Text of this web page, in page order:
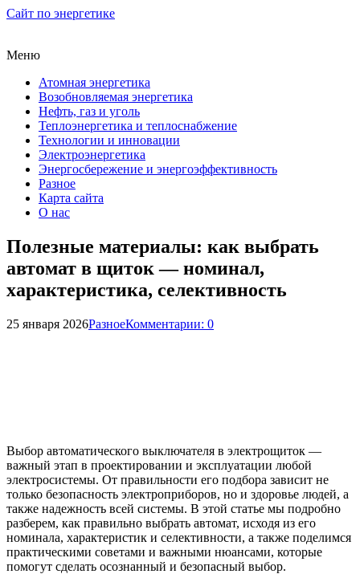
Сайт по энергетике
Меню
Атомная энергетика
Возобновляемая энергетика
Нефть, газ и уголь
Теплоэнергетика и теплоснабжение
Технологии и инновации
Электроэнергетика
Энергосбережение и энергоэффективность
Разное
Карта сайта
О нас
Полезные материалы: как выбрать
автомат в щиток — номинал,
характеристика, селективность
25 января 2026РазноеКомментарии: 0
Выбор автоматического выключателя в электрощиток —
важный этап в проектировании и эксплуатации любой
электросистемы. От правильности его подбора зависит не
только безопасность электроприборов, но и здоровье людей, а
также надежность всей системы. В этой статье мы подробно
разберем, как правильно выбрать автомат, исходя из его
номинала, характеристик и селективности, а также поделимся
практическими советами и важными нюансами, которые
помогут сделать осознанный и безопасный выбор.